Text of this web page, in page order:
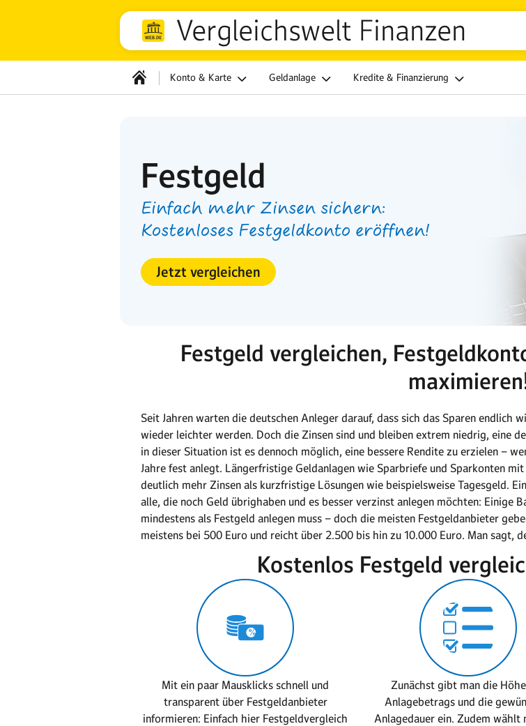
Vergleichswelt Finanzen
Konto & Karte Geldanlage Kredite & Finanzierung
Festgeld
Einfach mehr Zinsen sichern:
Kostenloses Festgeldkonto eröffnen!
Jetzt vergleichen
Festgeld vergleichen,
Seit Jahren warten die deutschen Anleger darauf, dass sich das Sparen endlich
wieder leichter werden. Doch die Zinsen sind und bleiben extrem niedrig, eine
in dieser Situation ist es dennoch möglich, eine bessere Rendite zu erzielen –
Jahre fest anlegt. Längerfristige Geldanlagen wie Sparbriefe und Sparkonten
deutlich mehr Zinsen als kurzfristige Lösungen wie beispielsweise Tagesgeld.
alle, die noch Geld übrighaben und es besser verzinst anlegen möchten: Einige
mindestens als Festgeld anlegen muss – doch die meisten Festgeldanbieter
meistens bei 500 Euro und reicht über 2.500 bis hin zu 10.000 Euro. Man sagt,
Kostenlos Festgeld
Mit ein paar Mausklicks schnell und
transparent über Festgeldanbieter
informieren: Einfach hier Festgeldvergleich
Zunächst gibt man die
Anlagebetrags und die
Anlagedauer ein. Zudem wählt